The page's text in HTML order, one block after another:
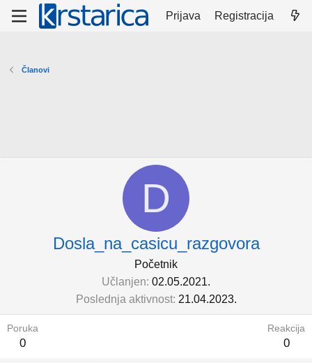
Prijava Registracija
Članovi
D
Dosla_na_casicu_razgovora
Početnik
Učlanjen 02.05.2021.
Poslednja aktivnost 21.04.2023.
Poruka
0
Reakcija
0